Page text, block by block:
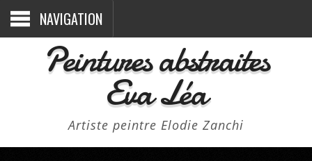
NAVIGATION
Peintures abstraites
Eva Léa
Artiste peintre Elodie Zanchi